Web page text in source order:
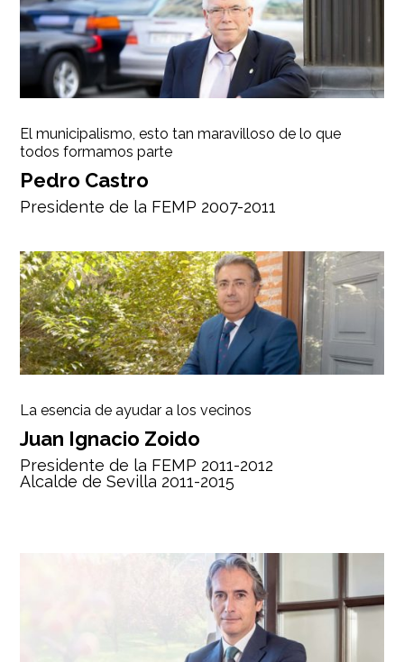
El municipalismo, esto tan maravilloso de lo que
todos formamos parte
Pedro Castro
Presidente de la FEMP 2007-2011
La esencia de ayudar a los vecinos
Juan Ignacio Zoido
Presidente de la FEMP 2011-2012
Alcalde de Sevilla 2011-2015